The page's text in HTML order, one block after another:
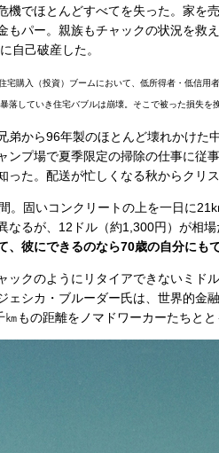
機でほとんどすべてを失った。家を
もパー。親族もチャックの状況を救
自己破産した。
宅購入（投資）ブームにおいて、低所得者・低信用
落していき住宅バブルは崩壊。そこで被った損失を
から96年製のほとんど壊れかけた
ンプ場で夏季限定の掃除の仕事に従
った。配送が忙しくなる秋からクリ
。固いコンクリートの上を一日に
なるが、12ドル（約1,300円）が相場
、彼にできるのなら70歳の自分にも
クのようにリタイアできないミド
ェシカ・ブルーダー氏は、世界的金
もの距離をノマドワーカーたちと